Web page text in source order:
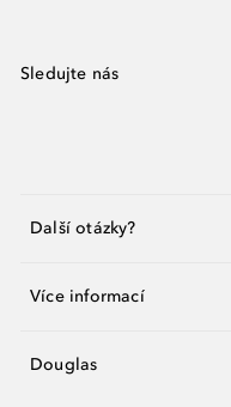
Sledujte nás
Další otázky?
Více informací
Douglas